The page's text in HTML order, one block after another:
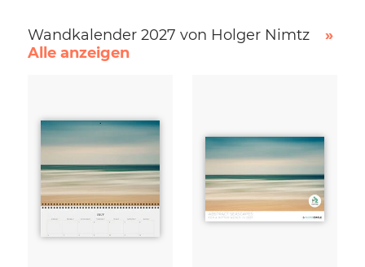
Wandkalender 2027 von Holger Nimtz
»
Alle anzeigen